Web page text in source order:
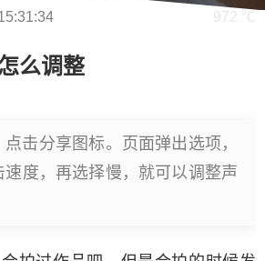
972 ℃
么调整
击分享图标。页面弹出选项，
速度，再选择慢，就可以调整声